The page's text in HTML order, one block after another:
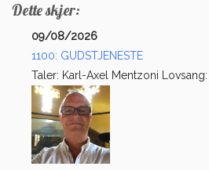
Dette skjer:
09/08/2026
1100: GUDSTJENESTE
Taler: Karl-Axel Mentzoni Lovsang: